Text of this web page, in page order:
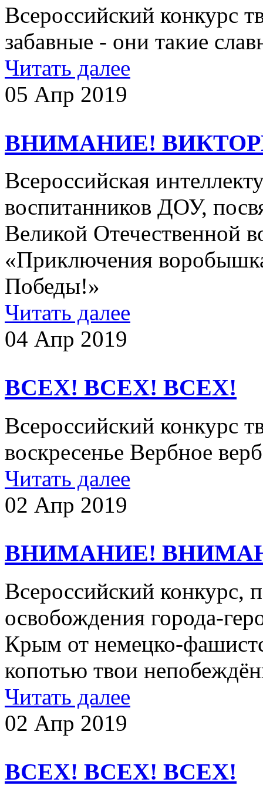
Всероссийский конкурс
забавные - они такие
Читать далее
05 Апр 2019
ВНИМАНИЕ!
Всероссийская
воспитанников ДОУ,
Великой Отечественной
«Приключения
Победы!»
Читать далее
04 Апр 2019
ВСЕХ! ВСЕХ! ВСЕХ!
Всероссийский конкурс
воскресенье Вербное
Читать далее
02 Апр 2019
ВНИМАНИЕ!
Всероссийский конкурс,
освобождения города-
Крым от немецко-
копотью твои
Читать далее
02 Апр 2019
ВСЕХ! ВСЕХ! ВСЕХ!